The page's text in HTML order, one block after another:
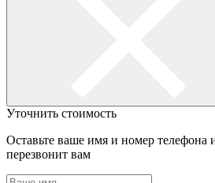
Уточнить стоимость
Оставьте ваше имя и номер телефона
перезвонит вам